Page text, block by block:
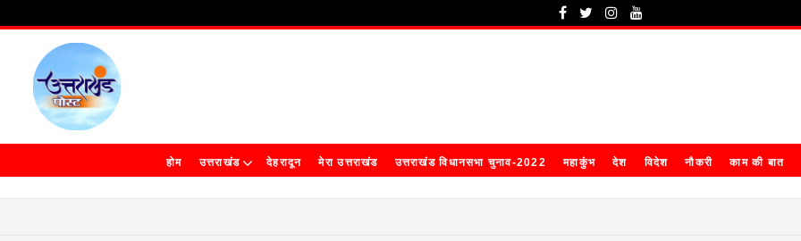
होम उत्तराखंड देहरादून मेरा उत्तराखंड उत्तराखंड विधानसभा चुनाव-2022 महाकुंभ देश विदेश नौकरी काम की बात